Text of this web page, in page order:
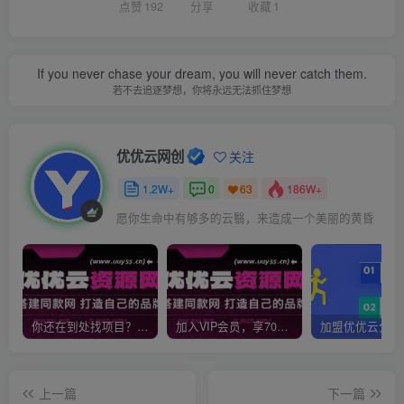
点赞 192 分享 收藏 1
If you never chase your dream, you will never catch them.
若不去追逐梦想，你将永远无法抓住梦想
优优云网创 关注
1.2W+ 0 63 186W+
愿你生命中有够多的云翳，来造成一个美丽的黄昏
你还在到处找项目？还在当韭菜？我靠网创资源站一个月收入5万+，曾经我也是个失败者。 加入VIP会员，享70%的推广提成，免费学习多种网上创业课程，菜鸟秒变大神！
上一篇
下一篇